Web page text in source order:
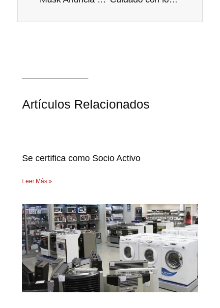
Artículos Relacionados
Se certifica como Socio Activo
Leer Más »